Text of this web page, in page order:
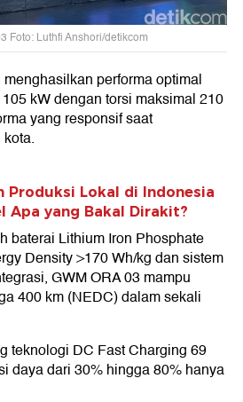
Foto: Luthfi Anshori/detikcom
performa optimal
kW dengan torsi maksimal 210
yang responsif saat
Produksi Lokal di Indonesia
Apa yang Bakal Dirakit?
baterai Lithium Iron Phosphate
Density >170 Wh/kg dan sistem
GWM ORA 03 mampu
400 km (NEDC) dalam sekali
teknologi DC Fast Charging 69
daya dari 30% hingga 80% hanya